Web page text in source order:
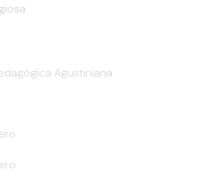
Agustiniana